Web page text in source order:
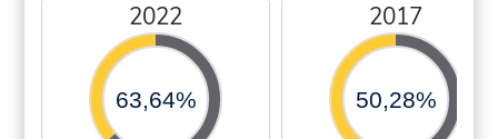
2022
63,64%
2017
50,28%